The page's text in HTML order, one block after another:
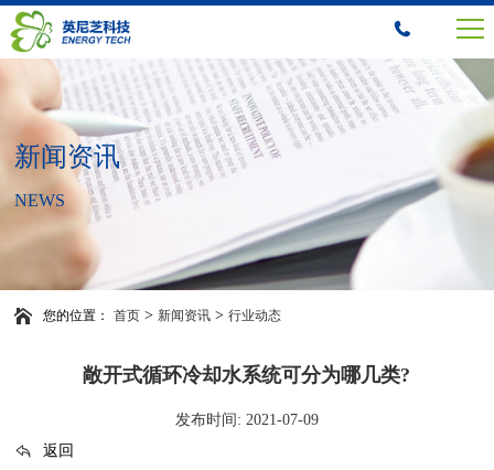
新闻资讯
NEWS
您的位置： 首页 >新闻资讯 >行业动态
敞开式循环冷却水系统可分为哪几类?
发布时间: 2021-07-09
返回